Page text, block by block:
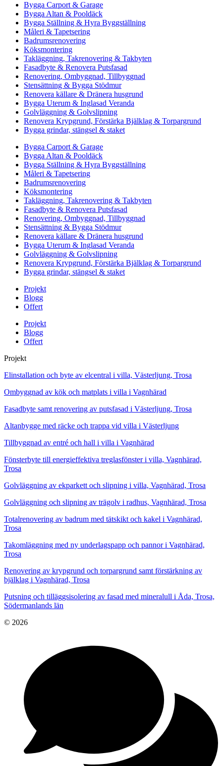
Bygga Carport & Garage
Bygga Altan & Pooldäck
Bygga Ställning & Hyra Byggställning
Måleri & Tapetsering
Badrumsrenovering
Köksmontering
Takläggning, Takrenovering & Takbyten
Fasadbyte & Renovera Putsfasad
Renovering, Ombyggnad, Tillbyggnad
Stensättning & Bygga Stödmur
Renovera källare & Dränera husgrund
Bygga Uterum & Inglasad Veranda
Golvläggning & Golvslipning
Renovera Krypgrund, Förstärka Bjälklag & Torpargrund
Bygga grindar, stängsel & staket
Bygga Carport & Garage
Bygga Altan & Pooldäck
Bygga Ställning & Hyra Byggställning
Måleri & Tapetsering
Badrumsrenovering
Köksmontering
Takläggning, Takrenovering & Takbyten
Fasadbyte & Renovera Putsfasad
Renovering, Ombyggnad, Tillbyggnad
Stensättning & Bygga Stödmur
Renovera källare & Dränera husgrund
Bygga Uterum & Inglasad Veranda
Golvläggning & Golvslipning
Renovera Krypgrund, Förstärka Bjälklag & Torpargrund
Bygga grindar, stängsel & staket
Projekt
Blogg
Offert
Projekt
Blogg
Offert
Projekt
Elinstallation och byte av elcentral i villa, Västerljung, Trosa
Ombyggnad av kök och matplats i villa i Vagnhärad
Fasadbyte samt renovering av putsfasad i Västerljung, Trosa
Altanbygge med räcke och trappa vid villa i Västerljung
Tillbyggnad av entré och hall i villa i Vagnhärad
Fönsterbyte till energieffektiva treglasfönster i villa, Vagnhärad,
Trosa
Golvläggning av ekparkett och slipning i villa, Vagnhärad, Trosa
Golvläggning och slipning av trägolv i radhus, Vagnhärad, Trosa
Totalrenovering av badrum med tätskikt och kakel i Vagnhärad,
Trosa
Takomläggning med ny underlagspapp och pannor i Vagnhärad,
Trosa
Renovering av krypgrund och torpargrund samt förstärkning av
bjälklag i Vagnhärad, Trosa
Putsning och tilläggsisolering av fasad med mineralull i Åda, Trosa,
Södermanlands län
© 2026